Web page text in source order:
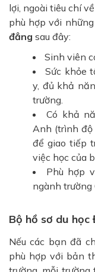
lợi, ngoài tiêu chí
phù hợp với những
đẳng sau đây:
Sinh viên
Sức khỏe
y, đủ khả
trường.
Có khả
Anh (trình độ
để giao tiếp
việc học của
Phù hợp
ngành trường
Bộ hồ sơ du
Nếu các bạn đã
phù hợp với bản